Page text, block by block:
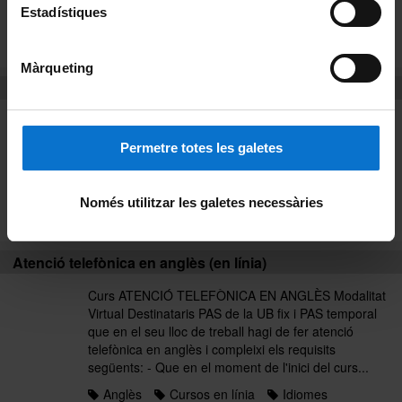
Estadístiques
Màrqueting
Permetre totes les galetes
Només utilitzar les galetes necessàries
Idiomes
Virtual Destinataris PAS de la UB fix i PAS temporal
que en el seu lloc de treball hagi de fer atenció
telefònica en anglès i compleixi els requisits
següents: - Que en el moment de l'inici del curs...
Atenció telefònica en anglès (en línia)
Curs ATENCIÓ TELEFÒNICA EN ANGLÈS Modalitat
Virtual Destinataris PAS de la UB fix i PAS temporal
que en el seu lloc de treball hagi de fer atenció
telefònica en anglès i compleixi els requisits
següents: - Que en el moment de l'inici del curs...
Anglès
Cursos en línia Idiomes